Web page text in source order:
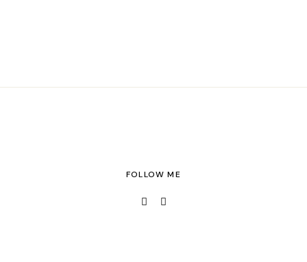
FOLLOW ME